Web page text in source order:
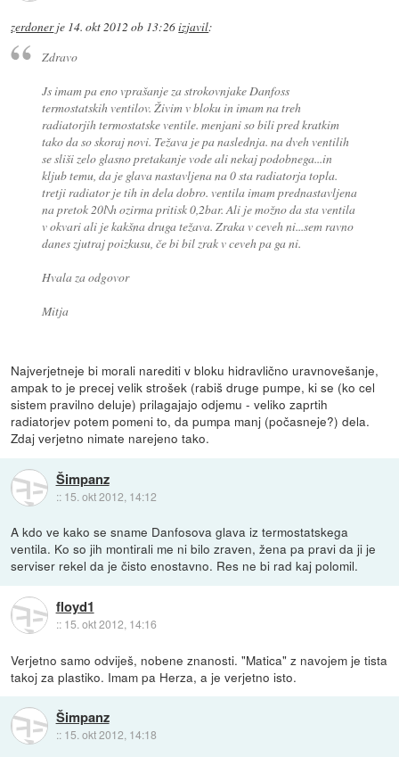
zerdonerje 14. okt 2012 ob 13:26izjavil:
Zdravo
Js imam pa eno vprašanje za strokovnjake Danfoss
termostatskih ventilov. Živim v bloku in imam na treh
radiatorjih termostatske ventile. menjani so bili pred kratkim
tako da so skoraj novi. Težava je pa naslednja. na dveh ventilih
se sliši zelo glasno pretakanje vode ali nekaj podobnega...in
kljub temu, da je glava nastavljena na 0 sta radiatorja topla.
tretji radiator je tih in dela dobro. ventila imam prednastavljena
na pretok 20l\h ozirma pritisk 0,2bar. Ali je možno da sta ventila
v okvari ali je kakšna druga težava. Zraka v ceveh ni...sem ravno
danes zjutraj poizkusu, če bi bil zrak v ceveh pa ga ni.
Hvala za odgovor
Mitja
Najverjetneje bi morali narediti v bloku hidravlično uravnovešanje,
ampak to je precej velik strošek (rabiš druge pumpe, ki se (ko cel
sistem pravilno deluje) prilagajajo odjemu - veliko zaprtih
radiatorjev potem pomeni to, da pumpa manj (počasneje?) dela.
Zdaj verjetno nimate narejeno tako.
Šimpanz
:: 15. okt 2012, 14:12
A kdo ve kako se sname Danfosova glava iz termostatskega
ventila. Ko so jih montirali me ni bilo zraven, žena pa pravi da ji je
serviser rekel da je čisto enostavno. Res ne bi rad kaj polomil.
floyd1
:: 15. okt 2012, 14:16
Verjetno samo odviješ, nobene znanosti. "Matica" z navojem je tista
takoj za plastiko. Imam pa Herza, a je verjetno isto.
Šimpanz
:: 15. okt 2012, 14:18